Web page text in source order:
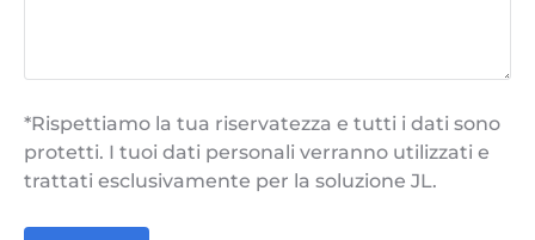
*Rispettiamo la tua riservatezza e tutti i dati sono
protetti. I tuoi dati personali verranno utilizzati e
trattati esclusivamente per la soluzione JL.